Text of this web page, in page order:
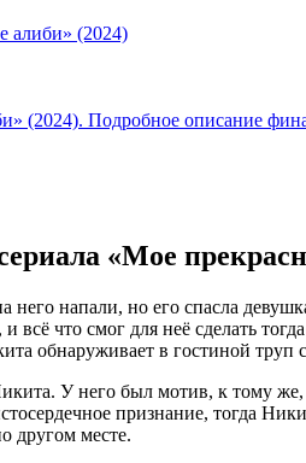
алиби» (2024)
(2024). Подробное описание
«Мое
напали, но его спасла
всё что смог для неё сделать
обнаруживает в гостиной труп
У него был мотив, к тому
признание, тогда
другом месте.